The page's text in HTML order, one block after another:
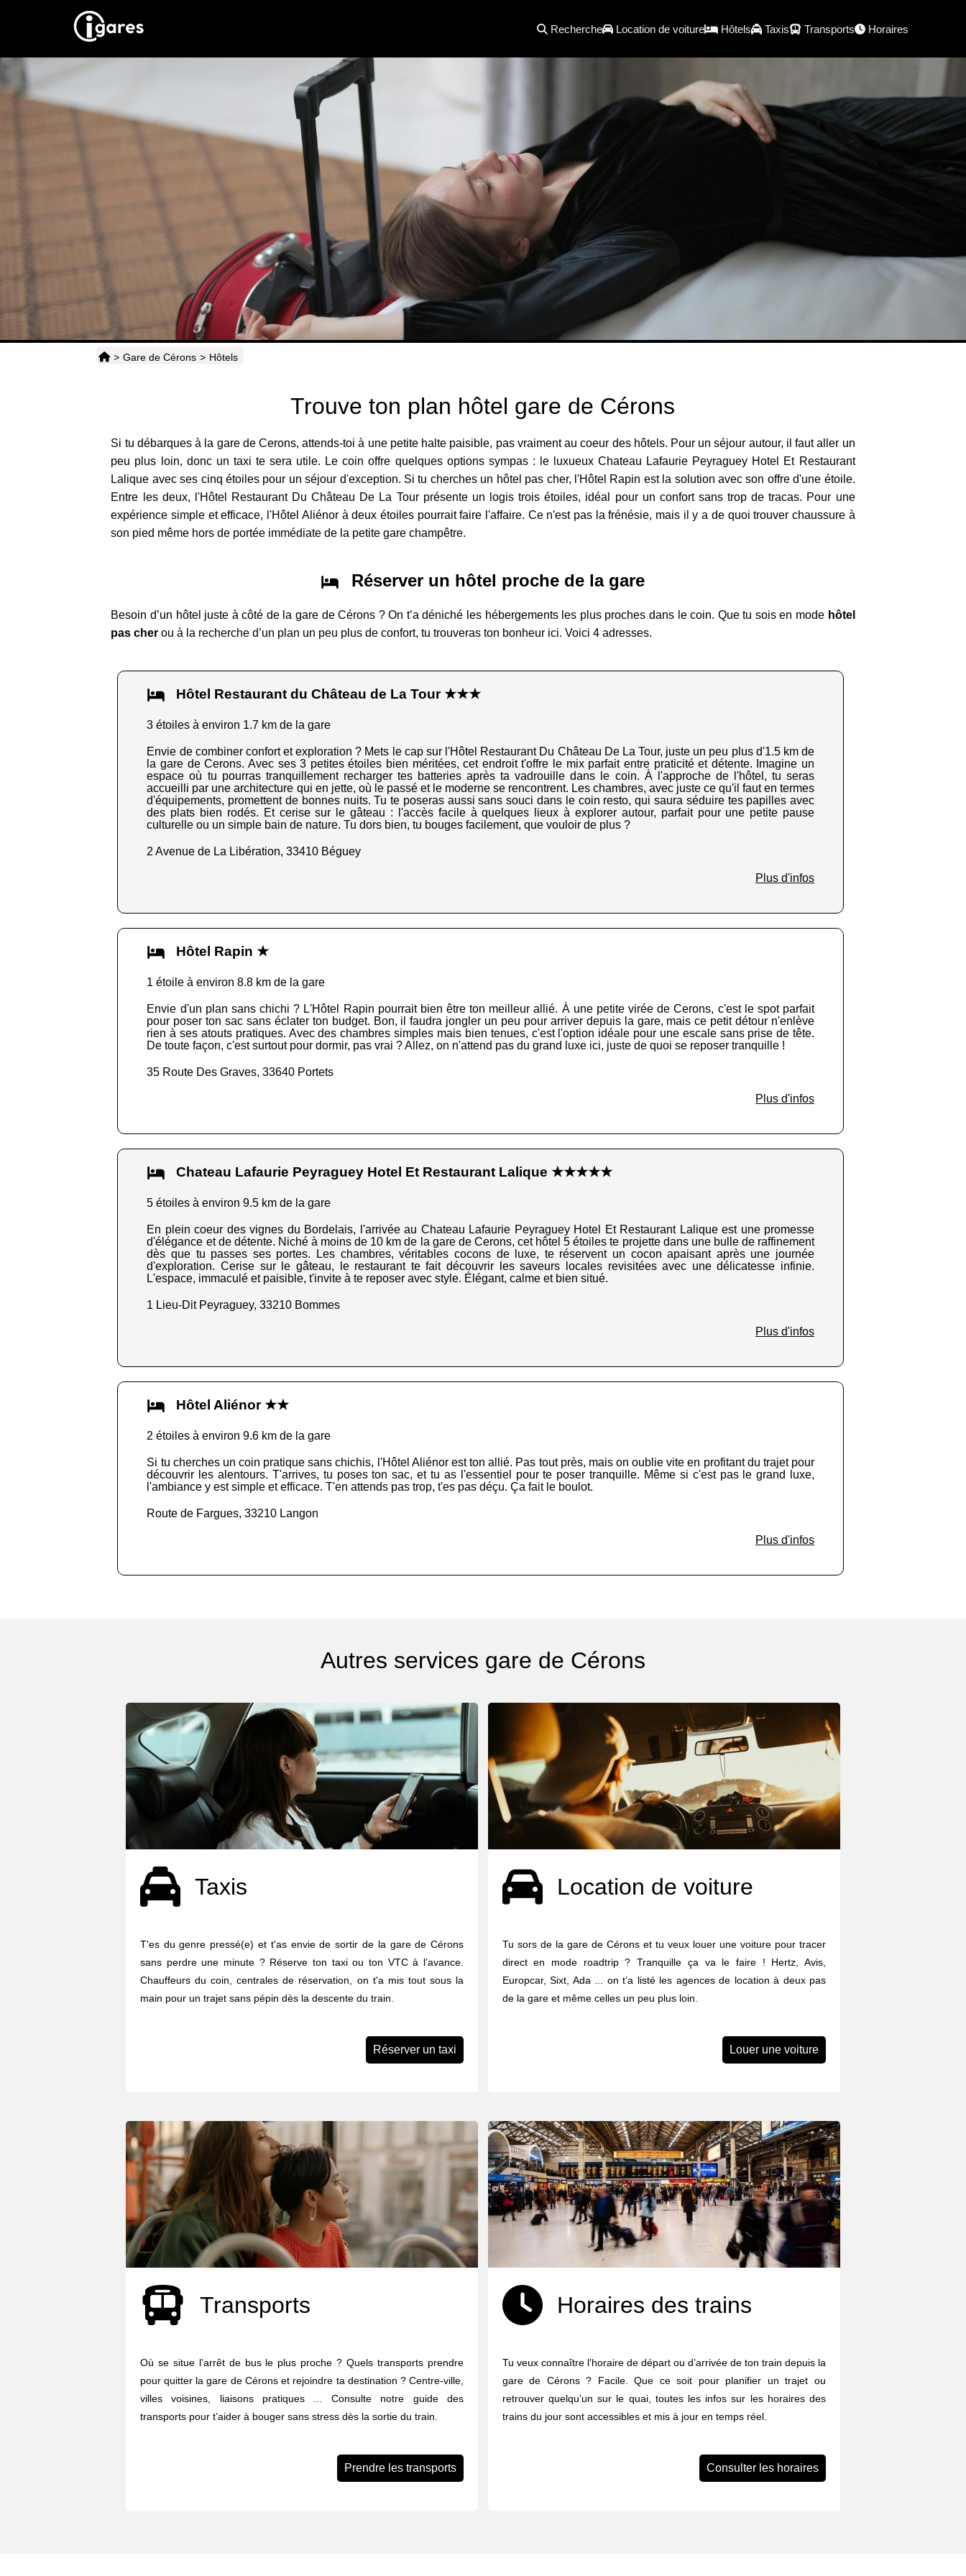
Recherche Location de voiture Hôtels Taxis Transports Horaires
> Gare de Cérons > Hôtels
Trouve ton plan hôtel gare de Cérons
Si tu débarques à la gare de Cerons, attends-toi à une petite halte paisible, pas vraiment au coeur des hôtels. Pour un séjour autour, il faut aller un
peu plus loin, donc un taxi te sera utile. Le coin offre quelques options sympas : le luxueux Chateau Lafaurie Peyraguey Hotel Et Restaurant
Lalique avec ses cinq étoiles pour un séjour d'exception. Si tu cherches un hôtel pas cher, l'Hôtel Rapin est la solution avec son offre d'une étoile.
Entre les deux, l'Hôtel Restaurant Du Château De La Tour présente un logis trois étoiles, idéal pour un confort sans trop de tracas. Pour une
expérience simple et efficace, l'Hôtel Aliénor à deux étoiles pourrait faire l'affaire. Ce n'est pas la frénésie, mais il y a de quoi trouver chaussure à
son pied même hors de portée immédiate de la petite gare champêtre.
Réserver un hôtel proche de la gare
Besoin d’un hôtel juste à côté de la gare de Cérons ? On t’a déniché les hébergements les plus proches dans le coin. Que tu sois en mode hôtel
pas cher ou à la recherche d’un plan un peu plus de confort, tu trouveras ton bonheur ici. Voici 4 adresses.
Hôtel Restaurant du Château de La Tour ★★★
3 étoiles à environ 1.7 km de la gare
Envie de combiner confort et exploration ? Mets le cap sur l'Hôtel Restaurant Du Château De La Tour, juste un peu plus d'1.5 km de
la gare de Cerons. Avec ses 3 petites étoiles bien méritées, cet endroit t'offre le mix parfait entre praticité et détente. Imagine un
espace où tu pourras tranquillement recharger tes batteries après ta vadrouille dans le coin. À l'approche de l'hôtel, tu seras
accueilli par une architecture qui en jette, où le passé et le moderne se rencontrent. Les chambres, avec juste ce qu'il faut en termes
d'équipements, promettent de bonnes nuits. Tu te poseras aussi sans souci dans le coin resto, qui saura séduire tes papilles avec
des plats bien rodés. Et cerise sur le gâteau : l'accès facile à quelques lieux à explorer autour, parfait pour une petite pause
culturelle ou un simple bain de nature. Tu dors bien, tu bouges facilement, que vouloir de plus ?
2 Avenue de La Libération, 33410 Béguey
Plus d'infos
Hôtel Rapin ★
1 étoile à environ 8.8 km de la gare
Envie d'un plan sans chichi ? L'Hôtel Rapin pourrait bien être ton meilleur allié. À une petite virée de Cerons, c'est le spot parfait
pour poser ton sac sans éclater ton budget. Bon, il faudra jongler un peu pour arriver depuis la gare, mais ce petit détour n'enlève
rien à ses atouts pratiques. Avec des chambres simples mais bien tenues, c'est l'option idéale pour une escale sans prise de tête.
De toute façon, c'est surtout pour dormir, pas vrai ? Allez, on n'attend pas du grand luxe ici, juste de quoi se reposer tranquille !
35 Route Des Graves, 33640 Portets
Plus d'infos
Chateau Lafaurie Peyraguey Hotel Et Restaurant Lalique ★★★★★
5 étoiles à environ 9.5 km de la gare
En plein coeur des vignes du Bordelais, l'arrivée au Chateau Lafaurie Peyraguey Hotel Et Restaurant Lalique est une promesse
d'élégance et de détente. Niché à moins de 10 km de la gare de Cerons, cet hôtel 5 étoiles te projette dans une bulle de raffinement
dès que tu passes ses portes. Les chambres, véritables cocons de luxe, te réservent un cocon apaisant après une journée
d'exploration. Cerise sur le gâteau, le restaurant te fait découvrir les saveurs locales revisitées avec une délicatesse infinie.
L'espace, immaculé et paisible, t'invite à te reposer avec style. Élégant, calme et bien situé.
1 Lieu-Dit Peyraguey, 33210 Bommes
Plus d'infos
Hôtel Aliénor ★★
2 étoiles à environ 9.6 km de la gare
Si tu cherches un coin pratique sans chichis, l'Hôtel Aliénor est ton allié. Pas tout près, mais on oublie vite en profitant du trajet pour
découvrir les alentours. T'arrives, tu poses ton sac, et tu as l'essentiel pour te poser tranquille. Même si c'est pas le grand luxe,
l'ambiance y est simple et efficace. T'en attends pas trop, t'es pas déçu. Ça fait le boulot.
Route de Fargues, 33210 Langon
Plus d'infos
Autres services gare de Cérons
Taxis
T'es du genre pressé(e) et t'as envie de sortir de la gare de Cérons
sans perdre une minute ? Réserve ton taxi ou ton VTC à l’avance.
Chauffeurs du coin, centrales de réservation, on t'a mis tout sous la
main pour un trajet sans pépin dès la descente du train.
Réserver un taxi
Location de voiture
Tu sors de la gare de Cérons et tu veux louer une voiture pour tracer
direct en mode roadtrip ? Tranquille ça va le faire ! Hertz, Avis,
Europcar, Sixt, Ada ... on t’a listé les agences de location à deux pas
de la gare et même celles un peu plus loin.
Louer une voiture
Transports
Où se situe l’arrêt de bus le plus proche ? Quels transports prendre
pour quitter la gare de Cérons et rejoindre ta destination ? Centre-ville,
villes voisines, liaisons pratiques ... Consulte notre guide des
transports pour t’aider à bouger sans stress dès la sortie du train.
Prendre les transports
Horaires des trains
Tu veux connaître l’horaire de départ ou d’arrivée de ton train depuis la
gare de Cérons ? Facile. Que ce soit pour planifier un trajet ou
retrouver quelqu’un sur le quai, toutes les infos sur les horaires des
trains du jour sont accessibles et mis à jour en temps réel.
Consulter les horaires